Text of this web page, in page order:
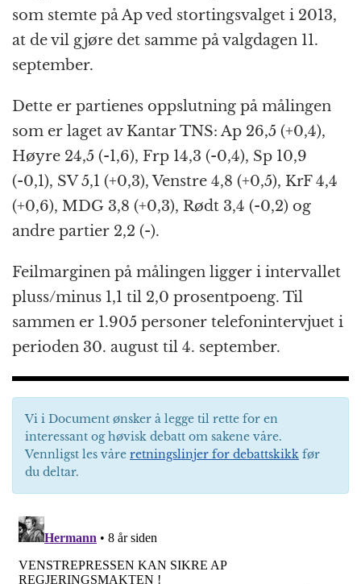
som stemte på Ap ved stortingsvalget i 2013,
at de vil gjøre det samme på valgdagen 11.
september.
Dette er partienes oppslutning på målingen
som er laget av Kantar TNS: Ap 26,5 (+0,4),
Høyre 24,5 (-1,6), Frp 14,3 (-0,4), Sp 10,9
(-0,1), SV 5,1 (+0,3), Venstre 4,8 (+0,5), KrF 4,4
(+0,6), MDG 3,8 (+0,3), Rødt 3,4 (-0,2) og
andre partier 2,2 (-).
Feilmarginen på målingen ligger i intervallet
pluss/minus 1,1 til 2,0 prosentpoeng. Til
sammen er 1.905 personer telefonintervjuet i
perioden 30. august til 4. september.
Vi i Document ønsker å legge til rette for en
interessant og høvisk debatt om sakene våre.
Vennligst les våre retningslinjer for debattskikk før
du deltar.